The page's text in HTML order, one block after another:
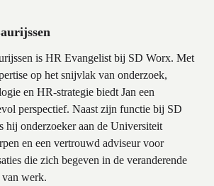
is HR Evangelist bij SD Worx. Met
op het snijvlak van onderzoek,
en HR-strategie biedt Jan een
perspectief. Naast zijn functie bij SD
hij onderzoeker aan de Universiteit
en een vertrouwd adviseur voor
die zich begeven in de veranderende
werk.